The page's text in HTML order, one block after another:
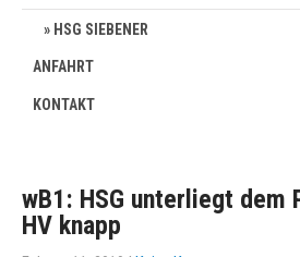
HSG SIEBENER
ANFAHRT
KONTAKT
wB1: HSG unterliegt dem
HV knapp